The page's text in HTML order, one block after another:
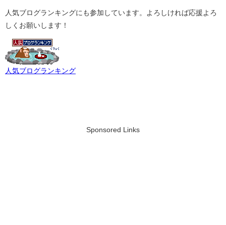
人気ブログランキングにも参加しています。よろしければ応援よろ
しくお願いします！
人気ブログランキング
Sponsored Links